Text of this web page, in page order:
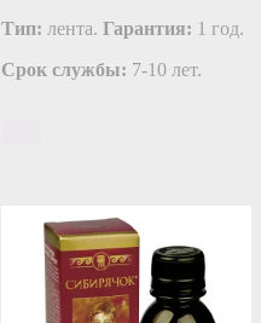
Тип: лента. Гарантия: 1 год.
Срок службы: 7-10 лет.